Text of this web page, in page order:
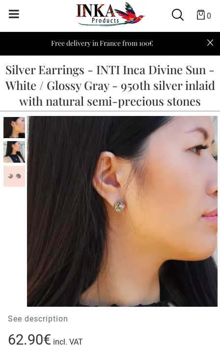
0
Free delivery in France from 100€
Silver Earrings - INTI Inca Divine Sun -
White / Glossy Gray - 950th silver inlaid
with natural semi-precious stones
See description
62.90€ incl. VAT